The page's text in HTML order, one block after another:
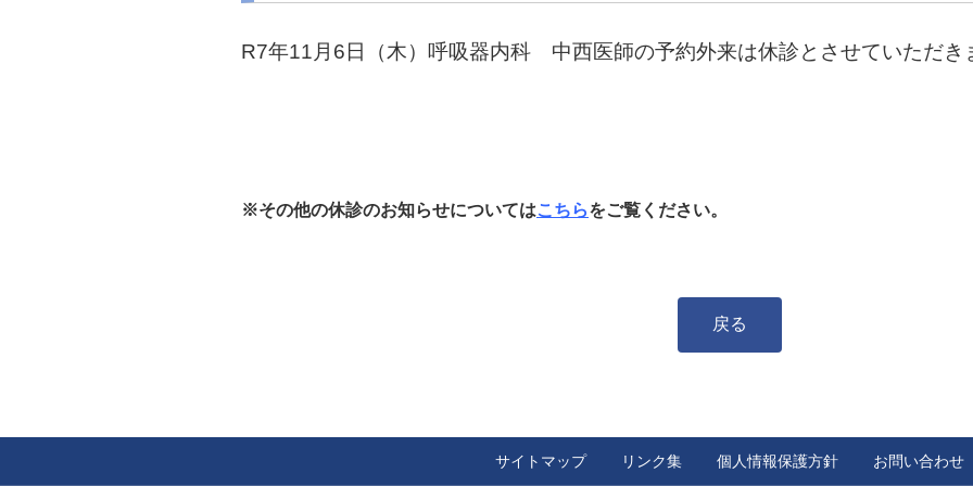
R7年11月6日（木）呼吸器内科 中西医師の予約外来は休診とさせていただき
※その他の休診のお知らせについてはこちらをご覧ください。
戻る
サイトマップ リンク集 個人情報保護方針 お問い合わせ